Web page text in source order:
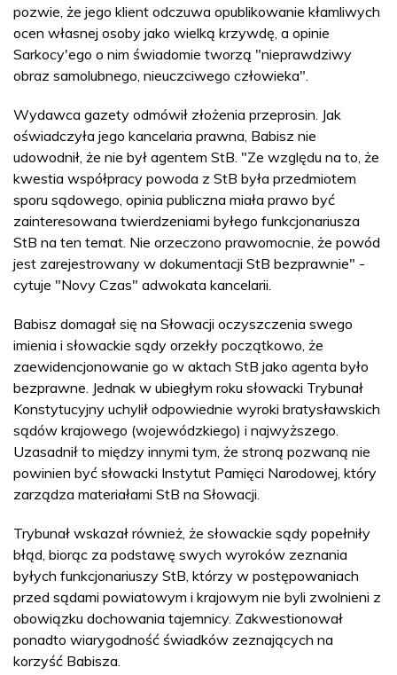
pozwie, że jego klient odczuwa opublikowanie kłamliwych
ocen własnej osoby jako wielką krzywdę, a opinie
Sarkocy'ego o nim świadomie tworzą "nieprawdziwy
obraz samolubnego, nieuczciwego człowieka".
Wydawca gazety odmówił złożenia przeprosin. Jak
oświadczyła jego kancelaria prawna, Babisz nie
udowodnił, że nie był agentem StB. "Ze względu na to, że
kwestia współpracy powoda z StB była przedmiotem
sporu sądowego, opinia publiczna miała prawo być
zainteresowana twierdzeniami byłego funkcjonariusza
StB na ten temat. Nie orzeczono prawomocnie, że powód
jest zarejestrowany w dokumentacji StB bezprawnie" -
cytuje "Novy Czas" adwokata kancelarii.
Babisz domagał się na Słowacji oczyszczenia swego
imienia i słowackie sądy orzekły początkowo, że
zaewidencjonowanie go w aktach StB jako agenta było
bezprawne. Jednak w ubiegłym roku słowacki Trybunał
Konstytucyjny uchylił odpowiednie wyroki bratysławskich
sądów krajowego (wojewódzkiego) i najwyższego.
Uzasadnił to między innymi tym, że stroną pozwaną nie
powinien być słowacki Instytut Pamięci Narodowej, który
zarządza materiałami StB na Słowacji.
Trybunał wskazał również, że słowackie sądy popełniły
błąd, biorąc za podstawę swych wyroków zeznania
byłych funkcjonariuszy StB, którzy w postępowaniach
przed sądami powiatowym i krajowym nie byli zwolnieni z
obowiązku dochowania tajemnicy. Zakwestionował
ponadto wiarygodność świadków zeznających na
korzyść Babisza.